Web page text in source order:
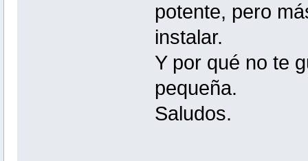
potente, pero
instalar.
Y por qué no te
pequeña.
Saludos.